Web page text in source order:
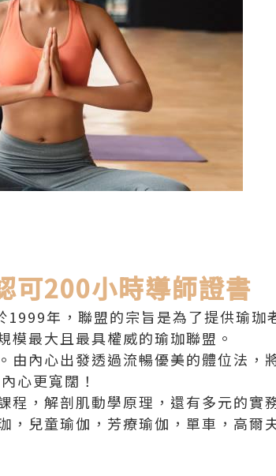
200小時導師證書
年，聯盟的宗旨是為了提供瑜珈
模最大且最具權威的瑜珈聯盟。
由內心出發透過流暢優美的體位法，
心更寬闊！
程，解剖肌動學原理，還有多元的實
，兒童瑜伽，芳療瑜伽，單車，高爾